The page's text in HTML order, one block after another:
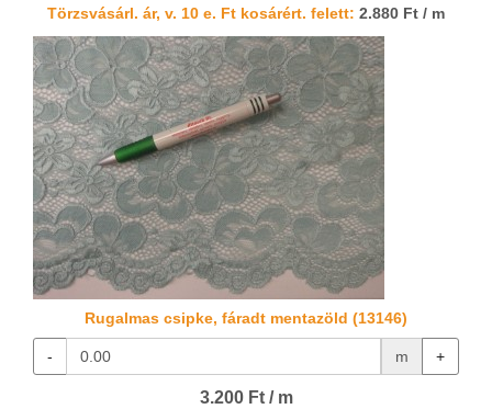
Törzsvásárl. ár, v. 10 e. Ft kosárért. felett: 2.880 Ft / m
Rugalmas csipke, fáradt mentazöld (13146)
- m +
3.200 Ft / m